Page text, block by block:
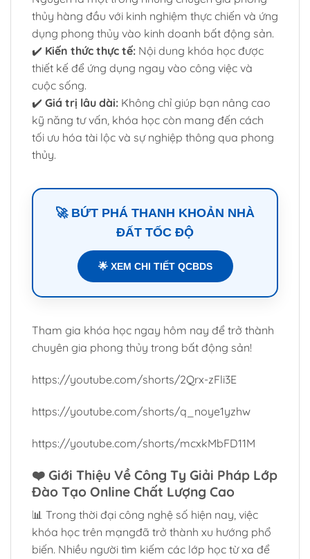
thủy hàng đầu với kinh nghiệm thực chiến và ứng
dụng phong thủy vào kinh doanh bất động sản.
✔️ Kiến thức thực tế: Nội dung khóa học được
thiết kế để ứng dụng ngay vào công việc và
cuộc sống.
✔️ Giá trị lâu dài: Không chỉ giúp bạn nâng cao
kỹ năng tư vấn, khóa học còn mang đến cách
tối ưu hóa tài lộc và sự nghiệp thông qua phong
thủy.
🚀 BỨT PHÁ THANH KHOẢN NHÀ
ĐẤT TỐC ĐỘ
🌟 XEM CHI TIẾT QCBDS
Tham gia khóa học ngay hôm nay để trở thành
chuyên gia phong thủy trong bất động sản!
https://youtube.com/shorts/2Qrx-zFli3E
https://youtube.com/shorts/q_noye1yzhw
https://youtube.com/shorts/mcxkMbFD11M
❤️ Giới Thiệu Về Công Ty Giải Pháp Lớp
Đào Tạo Online Chất Lượng Cao
📊 Trong thời đại công nghệ số hiện nay, việc
khóa học trên mạngđã trở thành xu hướng phổ
biến. Nhiều người tìm kiếm các lớp học từ xa để